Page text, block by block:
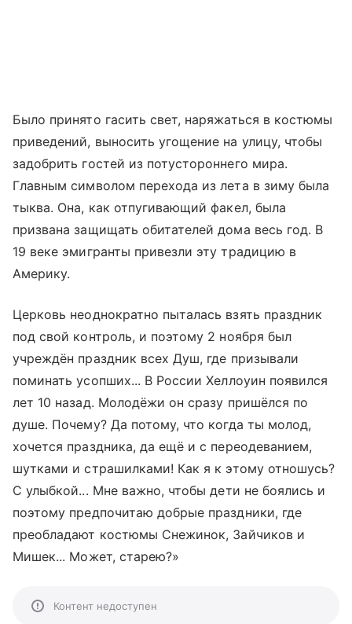
Было принято гасить свет, наряжаться в костюмы
приведений, выносить угощение на улицу, чтобы
задобрить гостей из потустороннего мира.
Главным символом перехода из лета в зиму была
тыква. Она, как отпугивающий факел, была
призвана защищать обитателей дома весь год. В
19 веке эмигранты привезли эту традицию в
Америку.
Церковь неоднократно пыталась взять праздник
под свой контроль, и поэтому 2 ноября был
учреждён праздник всех Душ, где призывали
поминать усопших... В России Хеллоуин появился
лет 10 назад. Молодёжи он сразу пришёлся по
душе. Почему? Да потому, что когда ты молод,
хочется праздника, да ещё и с переодеванием,
шутками и страшилками! Как я к этому отношусь?
С улыбкой... Мне важно, чтобы дети не боялись и
поэтому предпочитаю добрые праздники, где
преобладают костюмы Снежинок, Зайчиков и
Мишек... Может, старею?»
Контент недоступен